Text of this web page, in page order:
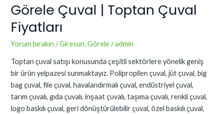
Görele Çuval | Toptan Çuval
Fiyatları
Yorum bırakın /Giresun,Görele/admin
Toptan çuval satışı konusunda çeşitli sektörlere yönelik geniş
bir ürün yelpazesi sunmaktayız. Polipropilen çuval, jüt çuval, big
bag çuval, file çuval, havalandırmalı çuval, endüstriyel çuval,
tarım çuvalı, gıda çuvalı, inşaat çuvalı, taşıma çuvalı, renkli çuval,
logo baskılı çuval, geri dönüştürülebilir çuval, özel baskılı çuval,
Görele
|
Toptan
Fiyatları